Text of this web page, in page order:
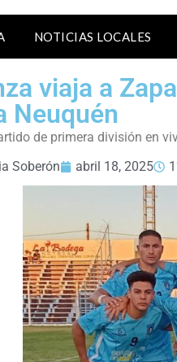
NOTICIAS LOCALES
viaja a
Neuquén
de primera división en
Soberón
abril 18, 2025